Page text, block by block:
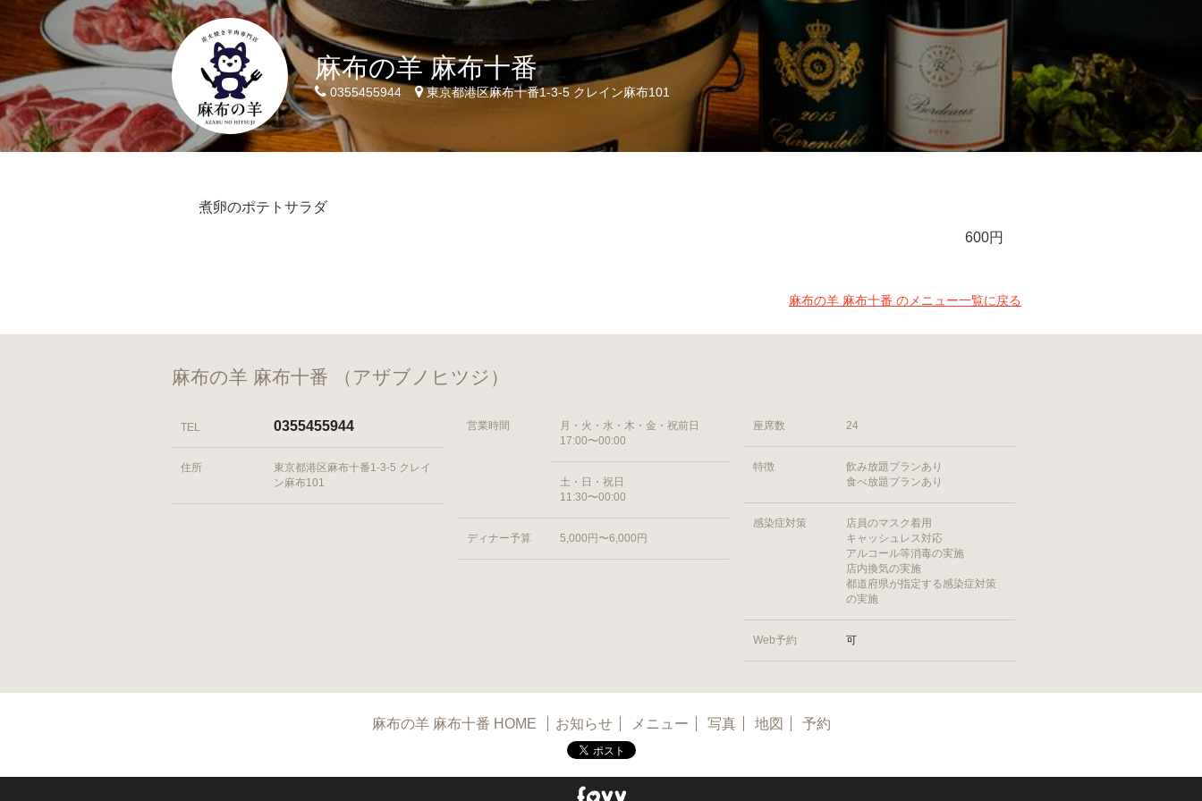
麻布の羊 麻布十番
0355455944 東京都港区麻布十番1-3-5 クレイン麻布101
煮卵のポテトサラダ
600円
麻布の羊 麻布十番 のメニュー一覧に戻る
麻布の羊 麻布十番 （アザブノヒツジ）
TEL 0355455944
住所
東京都港区麻布十番1-3-5 クレイ
ン麻布101
営業時間
月・火・水・木・金・祝前日
17:00〜00:00
土・日・祝日
11:30〜00:00
ディナー予算 5,000円〜6,000円
座席数 24
特徴
飲み放題プランあり
食べ放題プランあり
感染症対策
店員のマスク着用
キャッシュレス対応
アルコール等消毒の実施
店内換気の実施
都道府県が指定する感染症対策
の実施
Web予約 可
麻布の羊 麻布十番 HOME お知らせ メニュー 写真 地図 予約